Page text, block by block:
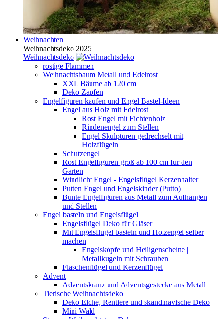
Weihnachten
Weihnachtsdeko 2025
Weihnachtsdeko
rostige Flammen
Weihnachtsbaum Metall und Edelrost
XXL Bäume ab 120 cm
Deko Zapfen
Engelfiguren kaufen und Engel Bastel-Ideen
Engel aus Holz mit Edelrost
Rost Engel mit Fichtenholz
Rindenengel zum Stellen
Engel Skulpturen gedrechselt mit
Holzflügeln
Schutzengel
Rost Engelfiguren groß ab 100 cm für den
Garten
Windlicht Engel - Engelsflügel Kerzenhalter
Putten Engel und Engelskinder (Putto)
Bunte Engelfiguren aus Metall zum Aufhängen
und Stellen
Engel basteln und Engelsflügel
Engelsflügel Deko für Gläser
Mit Engelsflügel basteln und Holzengel selber
machen
Engelsköpfe und Heiligenscheine |
Metallkugeln mit Schrauben
Flaschenflügel und Kerzenflügel
Advent
Adventskranz und Adventsgestecke aus Metall
Tierische Weihnachtsdeko
Deko Elche, Rentiere und skandinavische Deko
Mini Wald